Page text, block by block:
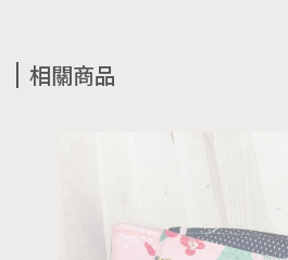
相關商品